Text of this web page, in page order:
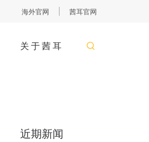
海外官网 茜耳官网
关于茜耳
近期新闻